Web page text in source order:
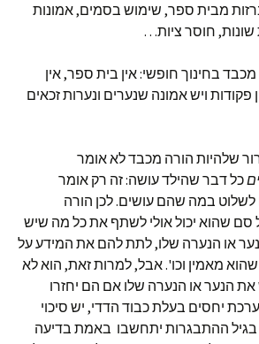
מבית ספר, שימוש בסמים, אמונות
שונות, חוסר ציות…
מכבד בחינוך חופשי: אין בית ספר, אין
פקודות ויש אמונה שנערים ונערות זכאים
שלהיות הורה מכבד לא אומר
כל דבר שהילד עושה: זה רק אומר
במה שהם עושים. לכן הורה
שהוא יכול אולי לשתף את כל מה שיש
או הנערה שלו, לתת להם את המידע על
מאמין וכו'. אבל, למרות זאת, הוא לא
את הנער או הנערה שלו אם הם יחזרו
יחסים בעלת כבוד הדדי, יש סיכוי
ההתבגרות יתחשבו באמת בדיעה